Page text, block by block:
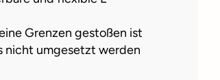
Grenzen gestoßen ist
nicht umgesetzt werden